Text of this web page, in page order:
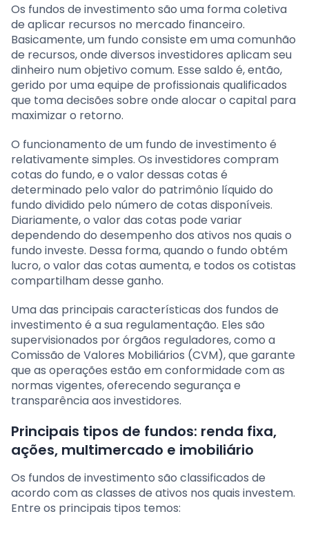
Os fundos de investimento são uma forma coletiva
de aplicar recursos no mercado financeiro.
Basicamente, um fundo consiste em uma comunhão
de recursos, onde diversos investidores aplicam seu
dinheiro num objetivo comum. Esse saldo é, então,
gerido por uma equipe de profissionais qualificados
que toma decisões sobre onde alocar o capital para
maximizar o retorno.
O funcionamento de um fundo de investimento é
relativamente simples. Os investidores compram
cotas do fundo, e o valor dessas cotas é
determinado pelo valor do patrimônio líquido do
fundo dividido pelo número de cotas disponíveis.
Diariamente, o valor das cotas pode variar
dependendo do desempenho dos ativos nos quais o
fundo investe. Dessa forma, quando o fundo obtém
lucro, o valor das cotas aumenta, e todos os cotistas
compartilham desse ganho.
Uma das principais características dos fundos de
investimento é a sua regulamentação. Eles são
supervisionados por órgãos reguladores, como a
Comissão de Valores Mobiliários (CVM), que garante
que as operações estão em conformidade com as
normas vigentes, oferecendo segurança e
transparência aos investidores.
Principais tipos de fundos: renda fixa,
ações, multimercado e imobiliário
Os fundos de investimento são classificados de
acordo com as classes de ativos nos quais investem.
Entre os principais tipos temos: